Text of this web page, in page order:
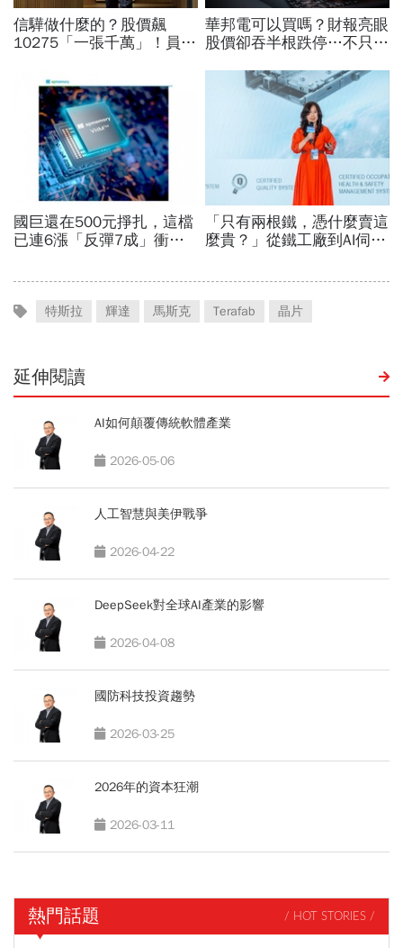
特斯拉 輝達 馬斯克 Terafab 晶片
延伸閱讀
AI如何顛覆傳統軟體產業
2026-05-06
人工智慧與美伊戰爭
2026-04-22
DeepSeek對全球AI產業的影響
2026-04-08
國防科技投資趨勢
2026-03-25
2026年的資本狂潮
2026-03-11
熱門話題 / HOT STORIES /